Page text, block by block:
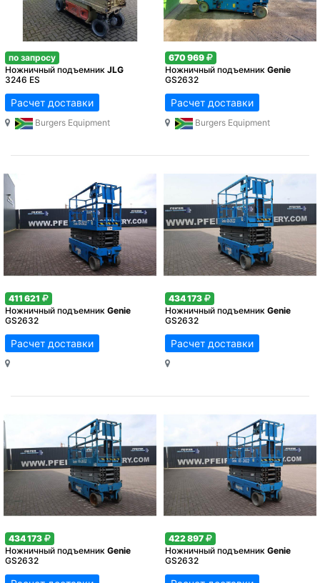
по запросу
Ножничный подъемник JLG
3246 ES
Расчет доставки
Burgers Equipment
670 969
Ножничный подъемник Genie
GS2632
Расчет доставки
Burgers Equipment
411 621
Ножничный подъемник Genie
GS2632
Расчет доставки
434 173
Ножничный подъемник Genie
GS2632
Расчет доставки
434 173
Ножничный подъемник Genie
GS2632
422 897
Ножничный подъемник Genie
GS2632